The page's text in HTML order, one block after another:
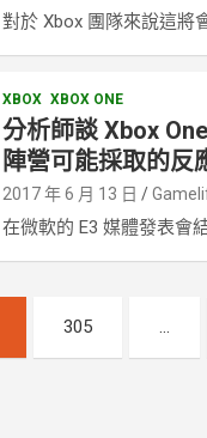
對於 Xbox 團隊來說這將
XBOX XBOX ONE
分析師談 Xbox
陣營可能採取的反
2017 年 6 月 13 日
在微軟的 E3 媒體發表會
305 ...